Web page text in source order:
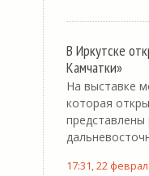
В Иркутске
Камчатки»
На выставке
которая
17:31, 22